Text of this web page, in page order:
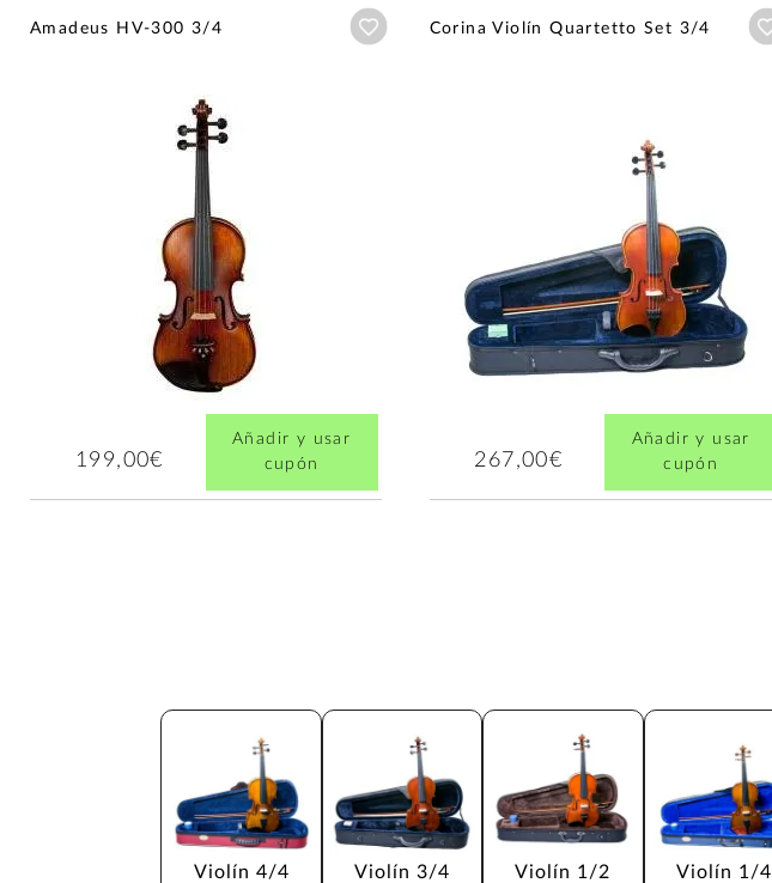
Amadeus HV-300 3/4 Añadir a wishlist
199,00€
Añadir y usar
cupón
Corina Violín Quartetto Set 3/4
267,00€
Añadir y usar
cupón
Violín 4/4 Violín 3/4 Violín 1/2 Violín 1/4